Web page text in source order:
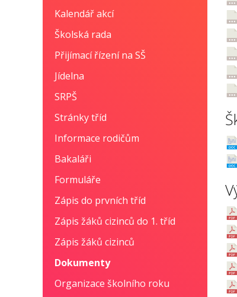
Kalendář akcí
Školská rada
Přijímací řízení na SŠ
Jídelna
SRPŠ
Stránky tříd
Informace rodičům
Bakaláři
Formuláře
Zápis do prvních tříd
Zápis žáků cizinců do 1. tříd
Zápis žáků cizinců
Dokumenty
Organizace školního roku